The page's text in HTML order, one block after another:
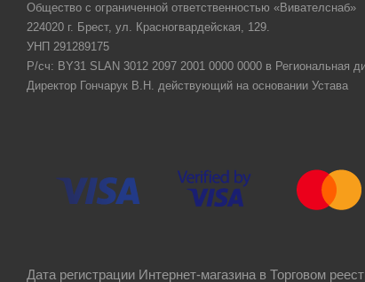
Общество с ограниченной ответственностью «Вивателснаб»
224020 г. Брест, ул. Красногвардейская, 129.
УНП 291289175
Р/сч: BY31 SLAN 3012 2097 2001 0000 0000 в Региональная
Директор Гончарук В.Н. действующий на основании Устава
Дата регистрации Интернет-магазина в Торговом